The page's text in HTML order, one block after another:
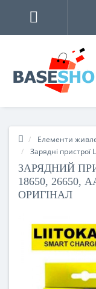
Елементи
Зарядні пристрої
ЗАРЯДНИЙ
18650, 26650,
ОРИГІНАЛ